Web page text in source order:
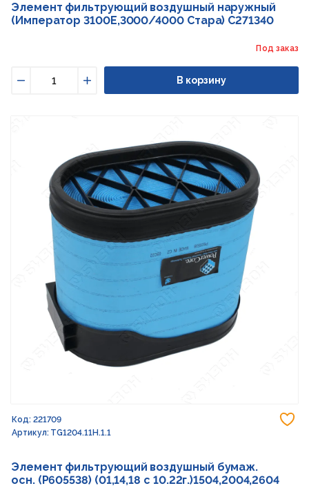
Элемент фильтрующий воздушный наружный
(Император 3100E,3000/4000 Стара) C271340
Под заказ
Увеличить
В корзину
Код: 221709
Артикул: TG1204.11H.1.1
Элемент фильтрующий воздушный бумаж.
осн. (P605538) (01,14,18 с 10.22г.)1504,2004,2604